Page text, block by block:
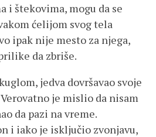
i štekovima, mogu da se
ćelijom svog tela
ipak nije mesto za njega,
da zbriše.
jedva dovršavao svoje
je mislio da nisam
da pazi na vreme.
i iako je isključio zvonjavu,